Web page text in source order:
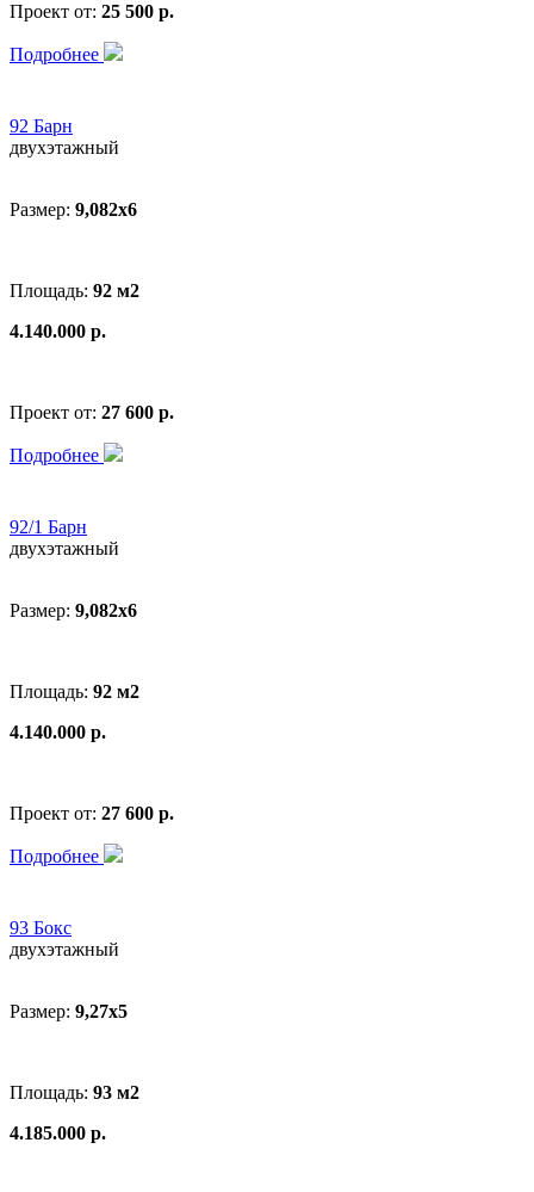
Проект от: 25 500 р.
Подробнее
92 Барн
двухэтажный
Размер: 9,082х6
Площадь: 92 м2
4.140.000 р.
Проект от: 27 600 р.
Подробнее
92/1 Барн
двухэтажный
Размер: 9,082х6
Площадь: 92 м2
4.140.000 р.
Проект от: 27 600 р.
Подробнее
93 Бокс
двухэтажный
Размер: 9,27х5
Площадь: 93 м2
4.185.000 р.